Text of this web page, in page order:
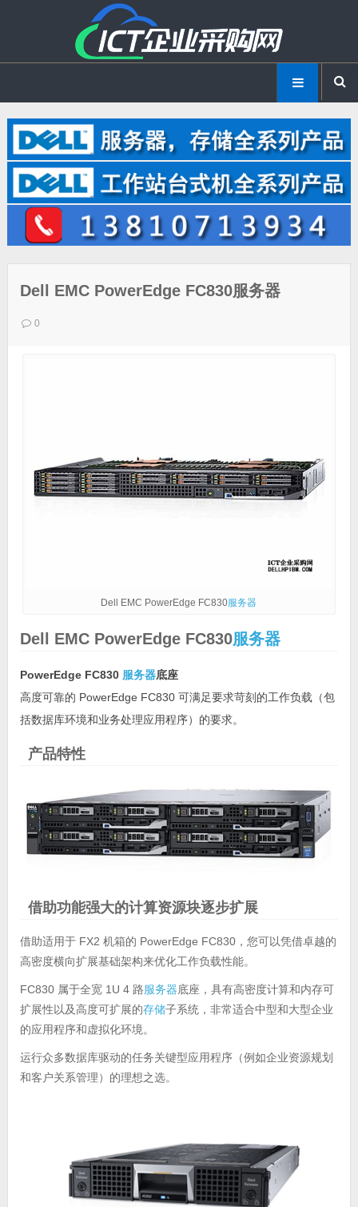
Dell EMC PowerEdge FC830服务器
0
Dell EMC PowerEdge FC830服务器
Dell EMC PowerEdge FC830服务器
PowerEdge FC830 服务器底座
高度可靠的 PowerEdge FC830 可满足要求苛刻的工作负载（包
括数据库环境和业务处理应用程序）的要求。
产品特性
借助功能强大的计算资源块逐步扩展
借助适用于 FX2 机箱的 PowerEdge FC830，您可以凭借卓越的
高密度横向扩展基础架构来优化工作负载性能。
FC830 属于全宽 1U 4 路服务器底座，具有高密度计算和内存可
扩展性以及高度可扩展的存储子系统，非常适合中型和大型企业
的应用程序和虚拟化环境。
运行众多数据库驱动的任务关键型应用程序（例如企业资源规划
和客户关系管理）的理想之选。